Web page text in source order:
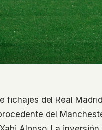
fichajes del Real
del